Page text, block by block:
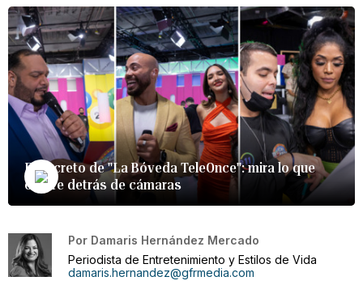
El secreto de "La Bóveda TeleOnce": mira lo que
ocurre detrás de cámaras
Por Damaris Hernández Mercado
Periodista de Entretenimiento y Estilos de Vida
damaris.hernandez@gfrmedia.com